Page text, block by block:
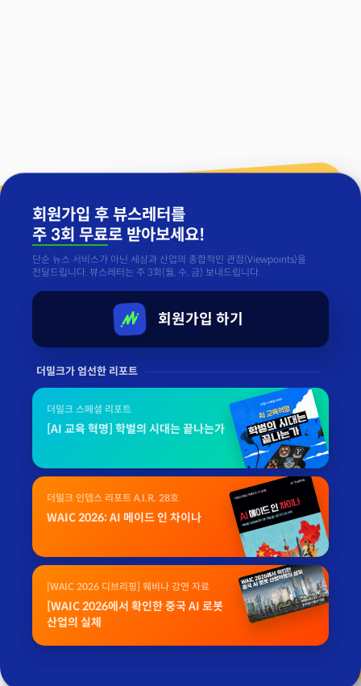
회원가입 후 뷰스레터를
주 3회 무료로 받아보세요!
단순 뉴스 서비스가 아닌 세상과 산업의 종합적인 관점(Viewpoints)을
전달드립니다. 뷰스레터는 주 3회(월, 수, 금) 보내드립니다.
회원가입 하기
더밀크가 엄선한 리포트
더밀크 스페셜 리포트
[AI 교육 혁명] 학벌의 시대는 끝나는가
더밀크 인뎁스 리포트 A.I.R. 28호
WAIC 2026: AI 메이드 인 차이나
[WAIC 2026 디브리핑] 웨비나 강연 자료
[WAIC 2026에서 확인한 중국 AI 로봇
산업의 실체